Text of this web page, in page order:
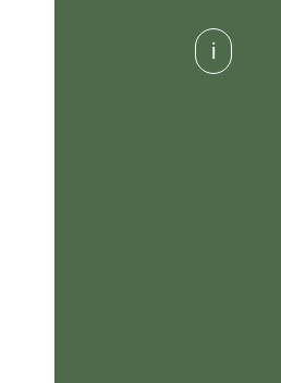
i